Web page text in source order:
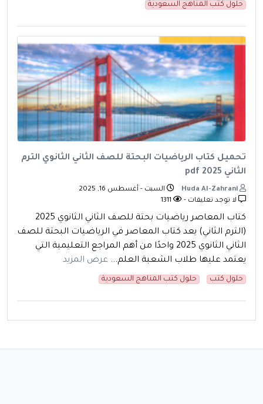
حلول كتب المناهج السعودية
تحميل كتاب الرياضيات البحتة للصف الثاني الثانوي الترم
الثاني pdf 2025
السبت - أغسطس 16, 2025
لا توجد تعليقات -
كتاب المعاصر رياضيات بحتة للصف الثاني الثانوي 2025
(الترم الثاني) يعد كتاب المعاصر في الرياضيات البحتة للصف
الثاني الثانوي 2025 واحدًا من أهم المراجع التعليمية التي
يعتمد عليها طلاب الشعبة العلم... عرض المزيد
حلول كتب حلول كتب المناهج السعودية